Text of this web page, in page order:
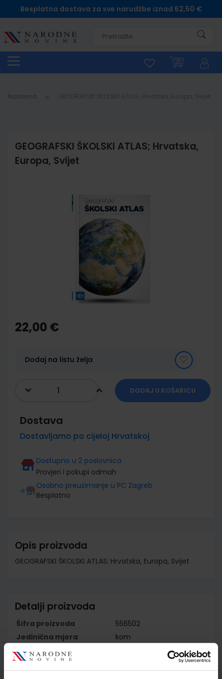
Besplatna dostava za sve narudžbe iznad 62,50 €
Naslovna
GEOGRAFSKI ŠKOLSKI ATLAS; Hrvatska,
Europa, Svijet
the
beginning
gallery
22,00 €
Dodaj na listu želja
DODAJ U KOŠARICU
Dostava
Dostavljamo po cijeloj Hrvatskoj
Dostupno u 2 poslovnica
Provjeri i pokupi odmah
Osobno preuzimanje u PC Zagreb
Besplatno
Opis proizvoda
GEOGRAFSKI ŠKOLSKI ATLAS; Hrvatska, Europa, Svijet
Detalji proizvoda
Šifra proizvoda
556502
Jedinična mjera
kom
Nakladnik
Autor